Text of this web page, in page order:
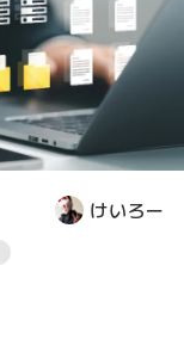
けいろー